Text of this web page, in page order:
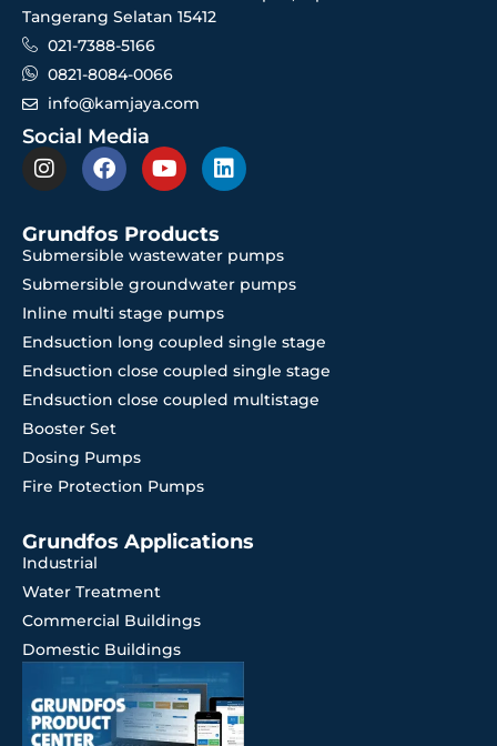
Tangerang Selatan 15412
021-7388-5166
0821-8084-0066
info@kamjaya.com
Social Media
Grundfos Products
Submersible wastewater pumps
Submersible groundwater pumps
Inline multi stage pumps
Endsuction long coupled single stage
Endsuction close coupled single stage
Endsuction close coupled multistage
Booster Set
Dosing Pumps
Fire Protection Pumps
Grundfos Applications
Industrial
Water Treatment
Commercial Buildings
Domestic Buildings